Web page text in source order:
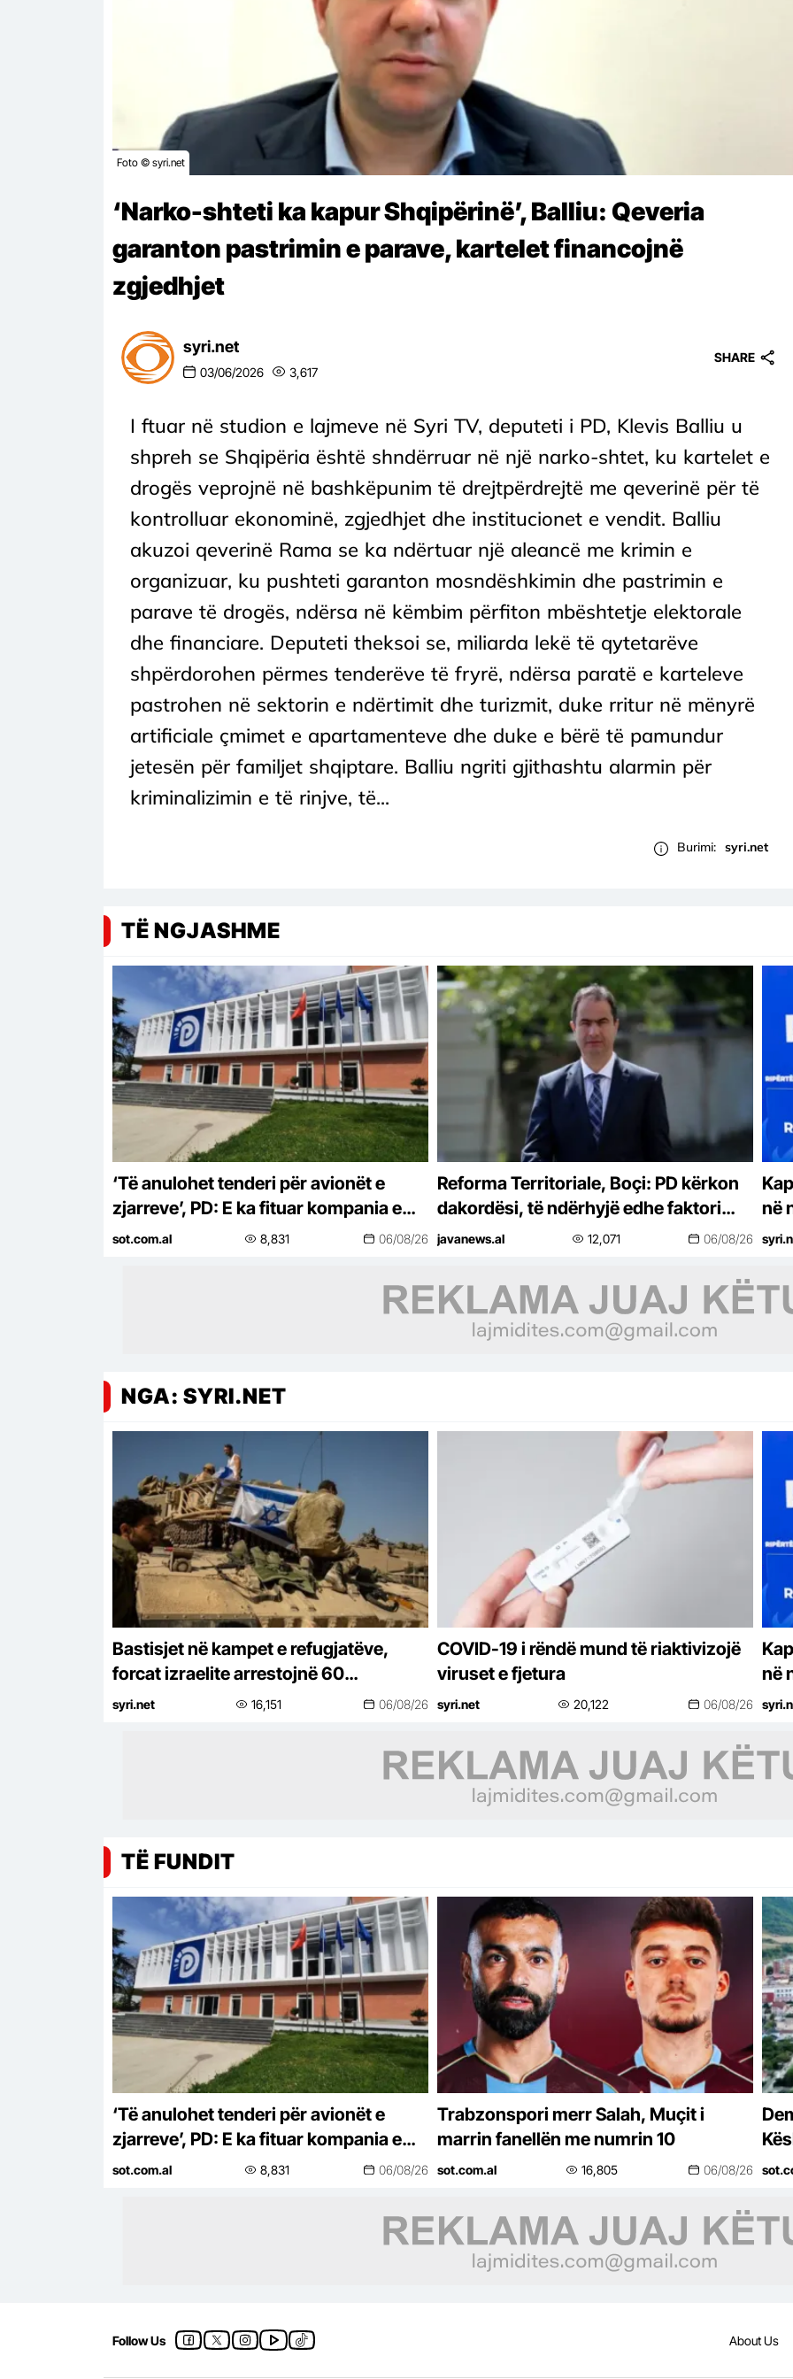
Foto © syri.net
‘Narko-shteti ka kapur Shqipërinë’, Balliu: Qeveria
garanton pastrimin e parave, kartelet financojnë
zgjedhjet
syri.net
03/06/2026 3,617
SHARE
I ftuar në studion e lajmeve në Syri TV, deputeti i PD, Klevis Balliu u
shpreh se Shqipëria është shndërruar në një narko-shtet, ku kartelet e
drogës veprojnë në bashkëpunim të drejtpërdrejtë me qeverinë për të
kontrolluar ekonominë, zgjedhjet dhe institucionet e vendit. Balliu
akuzoi qeverinë Rama se ka ndërtuar një aleancë me krimin e
organizuar, ku pushteti garanton mosndëshkimin dhe pastrimin e
parave të drogës, ndërsa në këmbim përfiton mbështetje elektorale
dhe financiare. Deputeti theksoi se, miliarda lekë të qytetarëve
shpërdorohen përmes tenderëve të fryrë, ndërsa paratë e karteleve
pastrohen në sektorin e ndërtimit dhe turizmit, duke rritur në mënyrë
artificiale çmimet e apartamenteve dhe duke e bërë të pamundur
jetesën për familjet shqiptare. Balliu ngriti gjithashtu alarmin për
kriminalizimin e të rinjve, të...
Burimi: syri.net
TË NGJASHME
‘Të anulohet tenderi për avionët e
zjarreve’, PD: E ka fituar kompania e
përfshirë në skandale korrupsioni në
sot.com.al 8,831 06/08/26
Reforma Territoriale, Boçi: PD kërkon
dakordësi, të ndërhyjë edhe faktori
ndërkombëtar
javanews.al 12,071 06/08/26
në
NGA: SYRI.NET
Bastisjet në kampet e refugjatëve,
forcat izraelite arrestojnë 60
palestinezë në Qalandiya
syri.net 16,151 06/08/26
COVID-19 i rëndë mund të riaktivizojë
viruset e fjetura
syri.net 20,122 06/08/26
në
TË FUNDIT
‘Të anulohet tenderi për avionët e
zjarreve’, PD: E ka fituar kompania e
përfshirë në skandale korrupsioni në
sot.com.al 8,831 06/08/26
Trabzonspori merr Salah, Muçit i
marrin fanellën me numrin 10
sot.com.al 16,805 06/08/26
Follow Us About Us